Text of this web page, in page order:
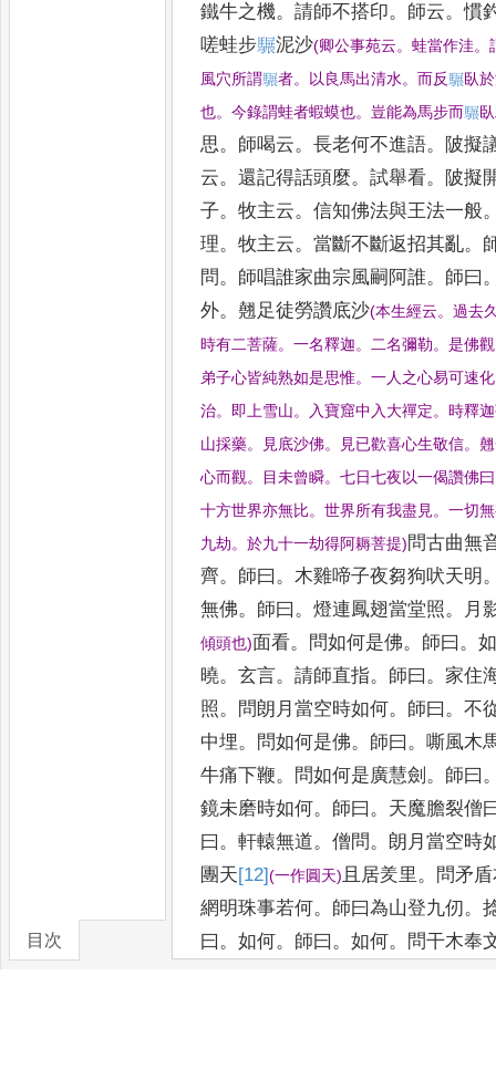
目次
鐵牛之機。請師不搭印。 師云。慣
嗟蛙步𩥇泥沙(卿公事苑云。蛙當作洼。
風穴所謂𩥇者。 以良馬出清水。而反𩥇臥
也。今錄謂蛙者蝦蟆也。豈能為馬步而𩥇
思。 師喝云。長老何不進語。 陂擬
云。還記得話頭麼。試舉看。
陂擬
子。牧主云。信知佛法與王法一般
理。牧主云。當斷不斷返招其亂。
問。 師唱誰家曲宗風嗣阿誰。 師曰
外。 翹足徒勞讚底沙(本生經云。過去
時有二菩薩。一名釋迦。 二名彌勒。是佛
弟子心皆純熟如是思惟。一人之心易可速化
治。 即上雪山。 入寶窟中 入大禪定。時釋
山採藥。 見底沙佛。 見已歡喜心生敬信。
心而觀。 目未曾瞬。七日七夜以一偈讚佛曰
十方世界亦無比。世界所有我盡見。一切
九劫。於九十一劫得阿耨菩提)問古曲無
齊。 師曰。木雞啼子夜芻狗吠天明
無佛。 師曰。燈連鳳翅當堂照。 月
傾頭也)面看。 問如何是佛。 師曰。
曉。玄言。請師直指。 師曰。 家住
照。 問朗月當空時如何。 師曰。不
中埋。 問如何是佛。 師曰。嘶風木
牛痛下鞭。 問如何是廣慧劍 。 師曰
鏡未磨時如何。 師曰。 天魔膽裂僧
曰。軒轅無道。僧問。朗月當空時
團天[12](一作圓天) 且居羑里。
問矛
網明珠事若何。 師曰為山登九仞。
曰。如何。 師曰。如何。
問干木奉